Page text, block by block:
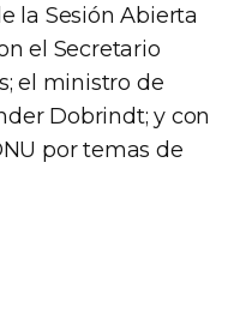
la Sesión Abierta
el Secretario
el ministro de
Dobrindt; y con
por temas de